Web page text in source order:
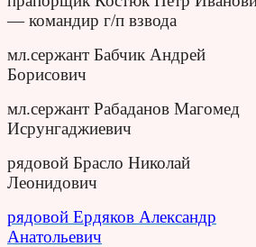
— командир г/п взвода
мл.сержант Бабчик Андрей
Борисович
мл.сержант Рабаданов Магомед
Исрунгаджиевич
рядовой Брасло Николай
Леонидович
рядовой Ердяков Александр
Анатольевич